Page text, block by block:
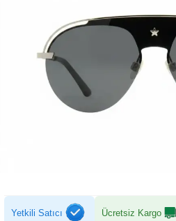
Yetkili Satıcı Ücretsiz Kargo